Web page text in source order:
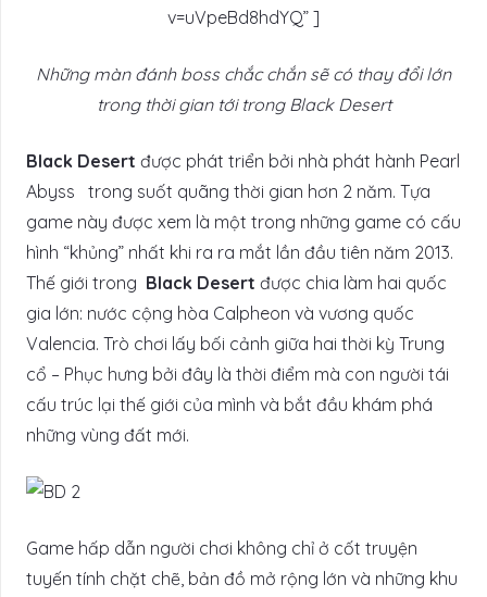
v=uVpeBd8hdYQ” ]
Những màn đánh boss chắc chắn sẽ có thay đổi lớn
trong thời gian tới trong Black Desert
Black Desert được phát triển bởi nhà phát hành Pearl
Abyss trong suốt quãng thời gian hơn 2 năm. Tựa
game này được xem là một trong những game có cấu
hình “khủng” nhất khi ra ra mắt lần đầu tiên năm 2013.
Thế giới trong Black Desert được chia làm hai quốc
gia lớn: nước cộng hòa Calpheon và vương quốc
Valencia. Trò chơi lấy bối cảnh giữa hai thời kỳ Trung
cổ – Phục hưng bởi đây là thời điểm mà con người tái
cấu trúc lại thế giới của mình và bắt đầu khám phá
những vùng đất mới.
Game hấp dẫn người chơi không chỉ ở cốt truyện
tuyến tính chặt chẽ, bản đồ mở rộng lớn và những khu